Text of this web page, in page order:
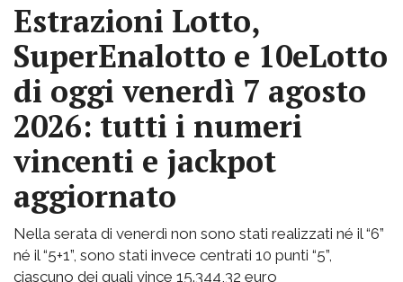
Estrazioni Lotto,
SuperEnalotto e 10eLotto
di oggi venerdì 7 agosto
2026: tutti i numeri
vincenti e jackpot
aggiornato
Nella serata di venerdì non sono stati realizzati né il “6”
né il “5+1”, sono stati invece centrati 10 punti “5”,
ciascuno dei quali vince 15.344,32 euro